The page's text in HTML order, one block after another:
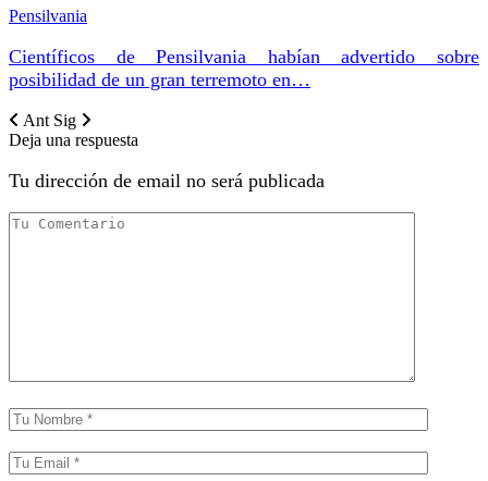
Pensilvania
Científicos de Pensilvania habían advertido sobre
posibilidad de un gran terremoto en…
Ant Sig
Deja una respuesta
Tu dirección de email no será publicada